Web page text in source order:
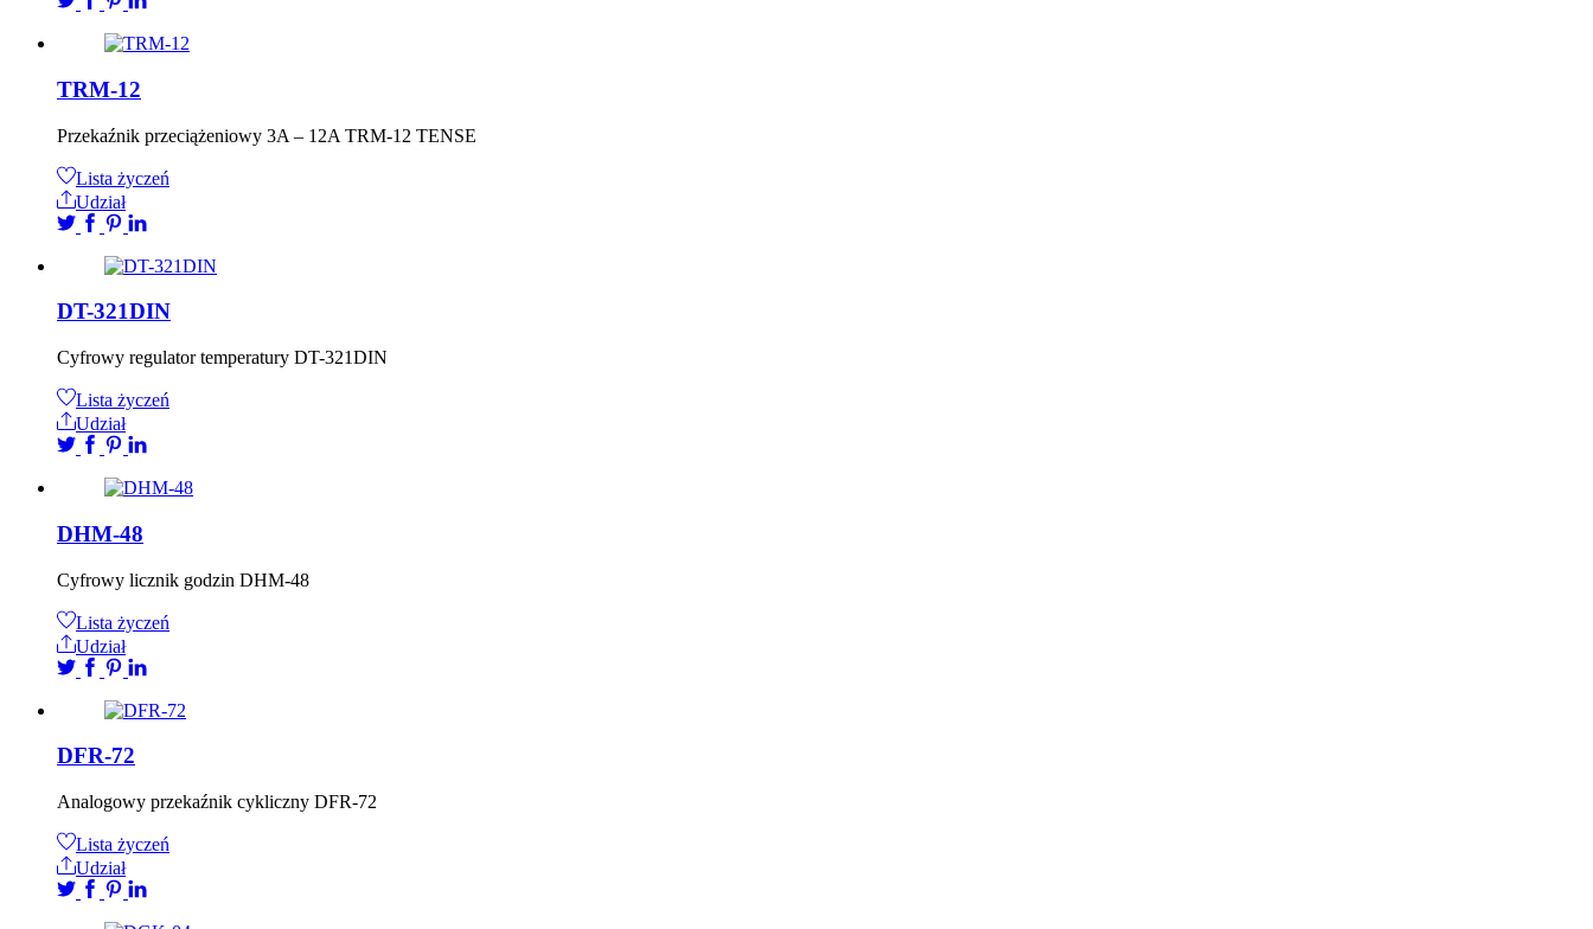
TRM-12
Przekaźnik przeciążeniowy 3A – 12A TRM-12 TENSE
Lista życzeń
Udział
DT-321DIN
Cyfrowy regulator temperatury DT-321DIN
Lista życzeń
Udział
DHM-48
Cyfrowy licznik godzin DHM-48
Lista życzeń
Udział
DFR-72
Analogowy przekaźnik cykliczny DFR-72
Lista życzeń
Udział